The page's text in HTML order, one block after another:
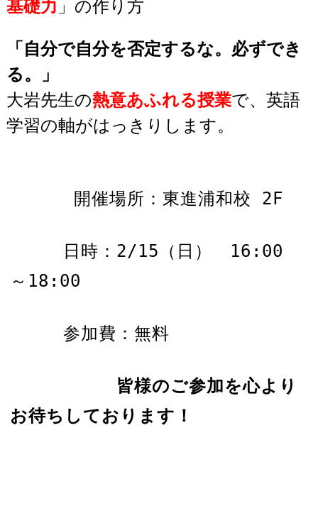
基礎力 」の作り方
「自分で自分を否定するな。必ずでき
る。」
大岩先生の熱意あふれる授業で、英語
学習の軸がはっきりします。
開催場所：東進浦和校 2F
日時：2/15（日） 16:00
～18:00
参加費：無料
皆様のご参加を心より
お待ちしております！